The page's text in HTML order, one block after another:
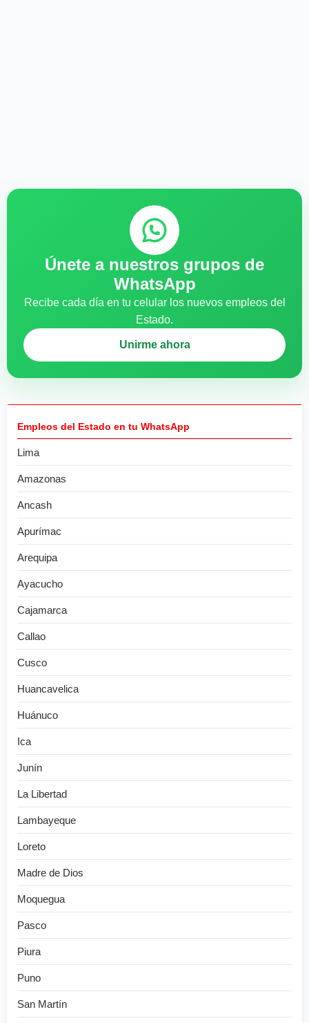
Únete a nuestros grupos de
WhatsApp
Recibe cada día en tu celular los nuevos empleos del
Estado.
Unirme ahora
Empleos del Estado en tu WhatsApp
Lima
Amazonas
Ancash
Apurímac
Arequipa
Ayacucho
Cajamarca
Callao
Cusco
Huancavelica
Huánuco
Ica
Junín
La Libertad
Lambayeque
Loreto
Madre de Dios
Moquegua
Pasco
Piura
Puno
San Martín